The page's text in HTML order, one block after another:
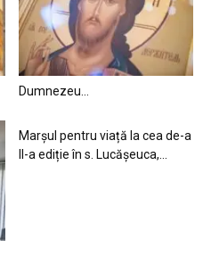
Dumnezeu…
Marșul pentru viață la cea de-a
II-a ediție în s. Lucășeuca,...